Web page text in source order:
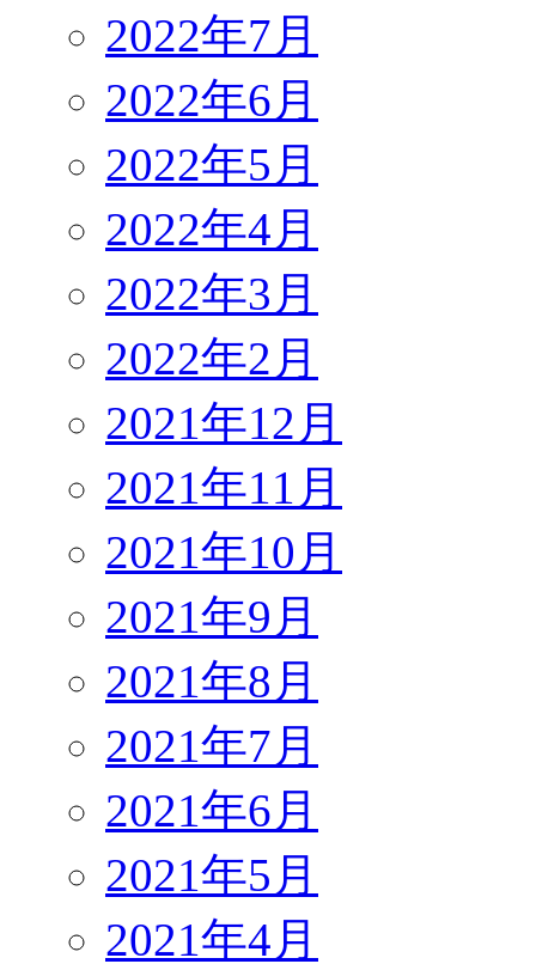
2022年7月
2022年6月
2022年5月
2022年4月
2022年3月
2022年2月
2021年12月
2021年11月
2021年10月
2021年9月
2021年8月
2021年7月
2021年6月
2021年5月
2021年4月